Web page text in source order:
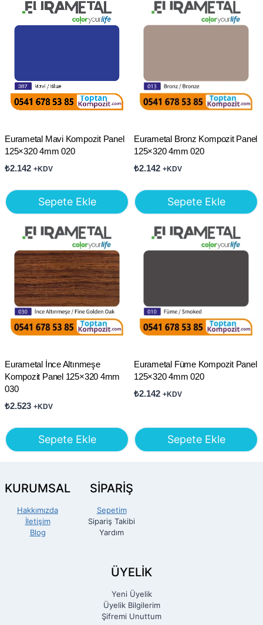
Eurametal Mavi Kompozit Panel
125×320 4mm 020
₺2.142 +KDV
Sepete Ekle
Eurametal Bronz Kompozit Panel
125×320 4mm 020
₺2.142 +KDV
Sepete Ekle
Eurametal İnce Altınmeşe
Kompozit Panel 125×320 4mm
030
₺2.523 +KDV
Sepete Ekle
Eurametal Füme Kompozit Panel
125×320 4mm 020
₺2.142 +KDV
Sepete Ekle
KURUMSAL
Hakkımızda
İletişim
Blog
SİPARİŞ
Sepetim
Sipariş Takibi
Yardım
ÜYELİK
Yeni Üyelik
Üyelik Bilgilerim
Şifremi Unuttum